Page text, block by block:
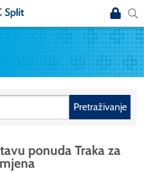
Pretraživanje
ponuda Traka za